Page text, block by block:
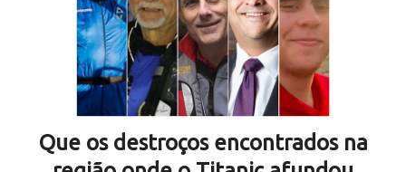
Que os destroços encontrados na